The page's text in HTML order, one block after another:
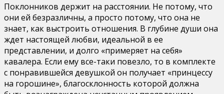
Поклонников держит на расстоянии. Не потому, что
они ей безразличны, а просто потому, что она не
знает, как выстроить отношения. В глубине души она
ждет настоящей любви, идеальной в ее
представлении, и долго «примеряет на себя»
кавалера. Если ему все-таки повезло, то в комплекте
с понравившейся девушкой он получает «принцессу
на горошине», благосклонность которой должна